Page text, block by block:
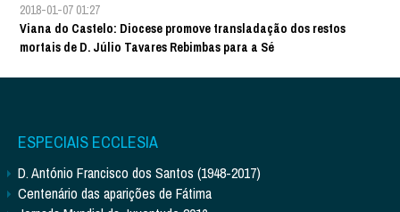
2018-01-07 01:27
Viana do Castelo: Diocese promove transladação dos restos
mortais de D. Júlio Tavares Rebimbas para a Sé
ESPECIAIS ECCLESIA
D. António Francisco dos Santos (1948-2017)
Centenário das aparições de Fátima